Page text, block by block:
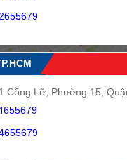
Cống Lỡ, Phường 15,